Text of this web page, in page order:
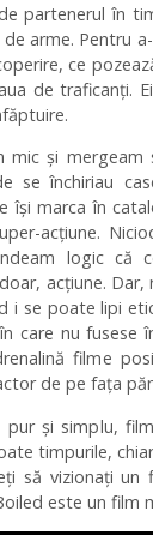
partenerul în
arme. Pentru
ce
de traficanți.
mic și
se închiriau
își marca în
acțiune.
logic că
acțiune.
i se poate lipi
care nu fusese
filme
de pe fața
pur și simplu,
timpurile,
să vizionați
este un film